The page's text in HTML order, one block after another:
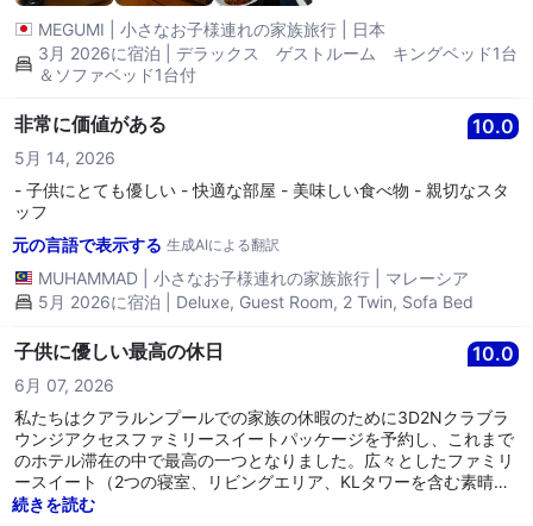
MEGUMI 小さなお子様連れの家族旅行
日本
3月 2026に宿泊 | デラックス ゲストルーム キングベッド1台
＆ソファベッド1台付
非常に価値がある 10.0
5月 14, 2026
- 子供にとても優しい - 快適な部屋 - 美味しい食べ物 - 親切なスタ
ッフ
元の言語で表示する 生成AIによる翻訳
MUHAMMAD 小さなお子様連れの家族旅行
マレーシア
5月 2026に宿泊 | Deluxe, Guest Room, 2 Twin, Sofa Bed
子供に優しい最高の休日 10.0
6月 07, 2026
私たちはクアラルンプールでの家族の休暇のために3D2Nクラブラ
ウンジアクセスファミリースイートパッケージを予約し、これまで
のホテル滞在の中で最高の一つとなりました。広々としたファミリ
ースイート（2つの寝室、リビングエリア、KLタワーを含む素晴ら
しい市街の眺め）は、4人家族に最適でした。子供たちはシングル
続きを読む